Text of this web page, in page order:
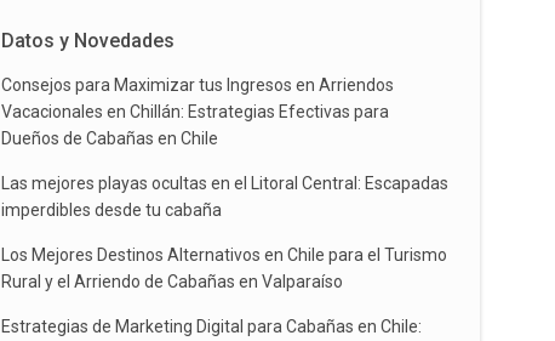
Datos y Novedades
Consejos para Maximizar tus Ingresos en Arriendos
Vacacionales en Chillán: Estrategias Efectivas para
Dueños de Cabañas en Chile
Las mejores playas ocultas en el Litoral Central: Escapadas
imperdibles desde tu cabaña
Los Mejores Destinos Alternativos en Chile para el Turismo
Rural y el Arriendo de Cabañas en Valparaíso
Estrategias de Marketing Digital para Cabañas en Chile: